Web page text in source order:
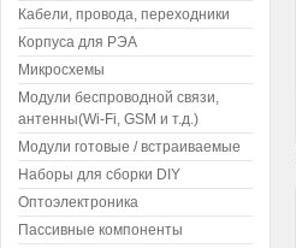
Кабели, провода, переходники
Корпуса для РЭА
Микросхемы
Модули беспроводной связи,
антенны(Wi-Fi, GSM и т.д.)
Модули готовые / встраиваемые
Наборы для сборки DIY
Оптоэлектроника
Пассивные компоненты